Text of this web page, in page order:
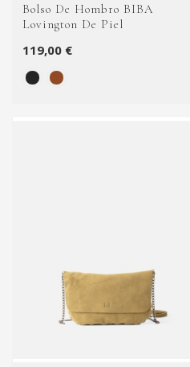
Bolso De Hombro BIBA
Lovington De Piel
119,00 €